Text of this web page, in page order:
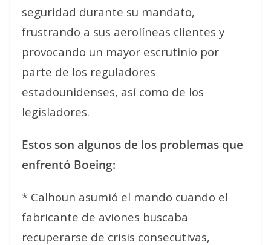
seguridad durante su mandato,
frustrando a sus aerolíneas clientes y
provocando un mayor escrutinio por
parte de los reguladores
estadounidenses, así como de los
legisladores.
Estos son algunos de los problemas que
enfrentó Boeing:
* Calhoun asumió el mando cuando el
fabricante de aviones buscaba
recuperarse de crisis consecutivas,